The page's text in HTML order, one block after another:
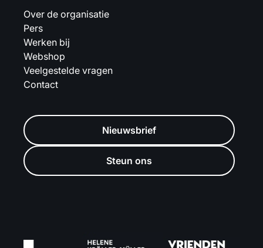
Over de organisatie
Pers
Werken bij
Webshop
Veelgestelde vragen
Contact
Nieuwsbrief
Steun ons